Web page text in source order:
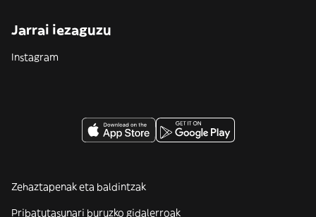
Jarrai iezaguzu
Instagram
Zehaztapenak eta baldintzak
Pribatutasunari buruzko gidalerroak